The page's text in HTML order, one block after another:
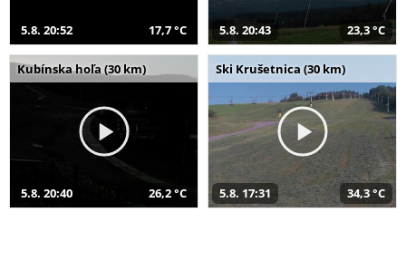
5.8. 20:52 17,7 °C 5.8. 20:43 23,3 °C
Kubínska hoľa (30 km)
5.8. 20:40 26,2 °C
Ski Krušetnica (30 km)
5.8. 17:31 34,3 °C